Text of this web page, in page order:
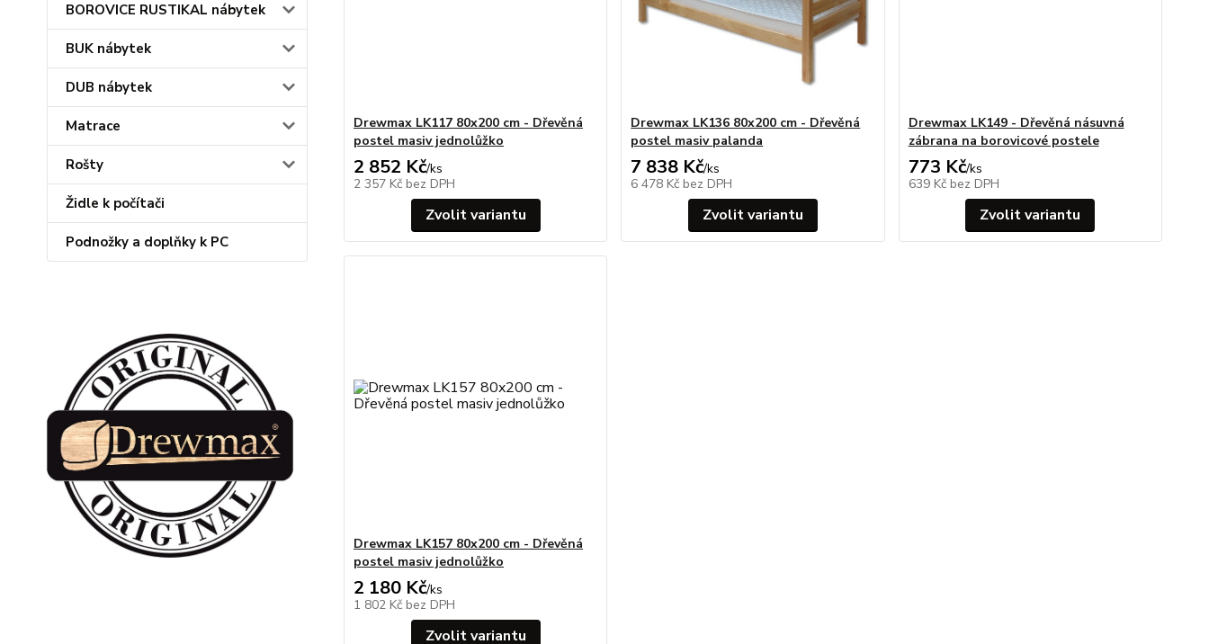
BOROVICE RUSTIKAL nábytek
BUK nábytek
DUB nábytek
Matrace
Rošty
Židle k počítači
Podnožky a doplňky k PC
Drewmax LK117 80x200 cm - Dřevěná
postel masiv jednolůžko
2 852 Kč/ks
2 357 Kč bez DPH
Zvolit variantu
Drewmax LK136 80x200 cm - Dřevěná
postel masiv palanda
7 838 Kč/ks
6 478 Kč bez DPH
Zvolit variantu
Drewmax LK149 - Dřevěná násuvná
zábrana na borovicové postele
773 Kč/ks
639 Kč bez DPH
Zvolit variantu
Drewmax LK157 80x200 cm - Dřevěná
postel masiv jednolůžko
2 180 Kč/ks
1 802 Kč bez DPH
Zvolit variantu